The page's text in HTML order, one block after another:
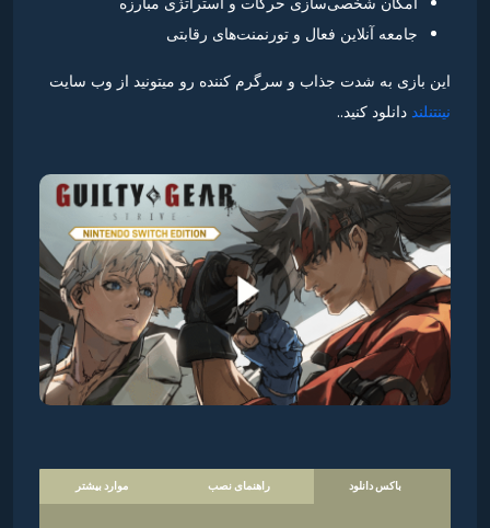
جامعه آنلاین فعال و تورنمنت‌های رقابتی
این بازی به شدت جذاب و سرگرم کننده رو میتونید از وب سایت
نینتنلند دانلود کنید..
باکس دانلود راهنمای نصب موارد بیشتر